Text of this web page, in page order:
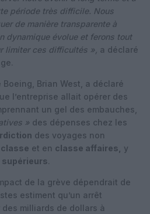
période très difficile. Nous
de manière transparente à
dynamique évolue et ferons tout
limiter ces difficultés », a déclaré
Brian West, a déclaré
l’entreprise allait opérer des
un gel des embauches,
» des dépenses chez les
des voyages non
et en classe affaires,
y
supérieurs.
de la grève dépendrait de
estiment qu’un arrêt
milliards de dollars à